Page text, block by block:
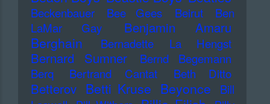
Beckenbauer Bee Gees Beirut
Ben
LaMar Gay
Benjamin Amaru
Berghain Bernadette La Hengst
Bernard Sumner
Bernd Begemann
Berq
Bertrand Cantat Beth Ditto
Betterov Betti Kruse Beyonce
Bill